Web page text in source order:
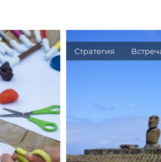
Стратегия